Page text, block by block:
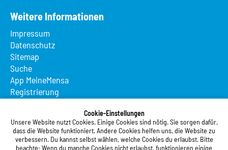
Cookie-Einstellungen
Unsere Website nutzt Cookies. Einige Cookies sind nötig. Sie sorgen dafür,
dass die Website funktioniert. Andere Cookies helfen uns, die Website zu
verbessern. Du kannst selbst wählen, welche Cookies du erlaubst. Bitte
beachte: Wenn du manche Cookies nicht erlaubst, funktionieren einige
Weitere Informationen
Impressum
Datenschutz
Sitemap
Suche
App MeineMensa
Registrierung
Studierendenwerk Vorderpfalz
Studierendenwerk Vorderpfalz
Anstalt des öffentlichen Rechts